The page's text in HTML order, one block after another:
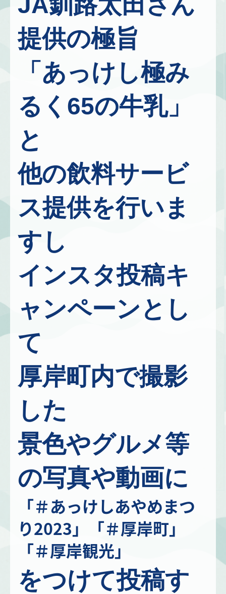
提供の極旨
「あっけし極み
るく65の牛乳」
と
他の飲料サービ
ス提供を行いま
すし
インスタ投稿キ
ャンペーンとし
て
厚岸町内で撮影
した
景色やグルメ等
の写真や動画に
「＃あっけしあやめまつ
り2023」「＃厚岸町」
「＃厚岸観光」
をつけて投稿す